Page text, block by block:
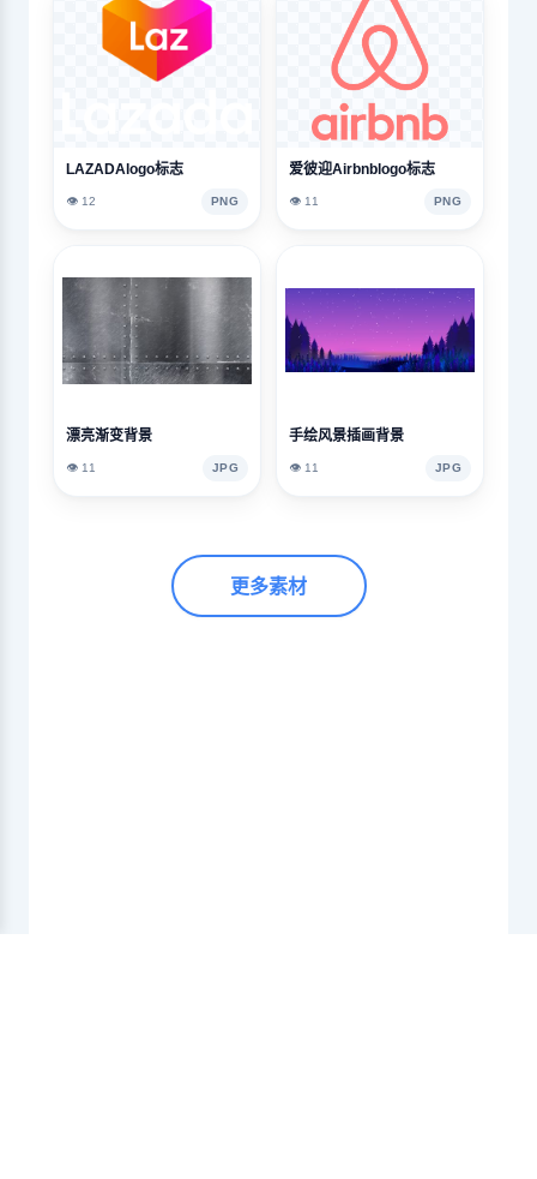
LAZADAlogo标志
👁️ 12 PNG
爱彼迎Airbnblogo标志
👁️ 11 PNG
漂亮渐变背景
👁️ 11 JPG
手绘风景插画背景
👁️ 11 JPG
更多素材